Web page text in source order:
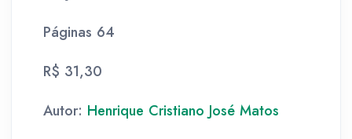
Páginas 64
R$ 31,30
Autor: Henrique Cristiano José Matos